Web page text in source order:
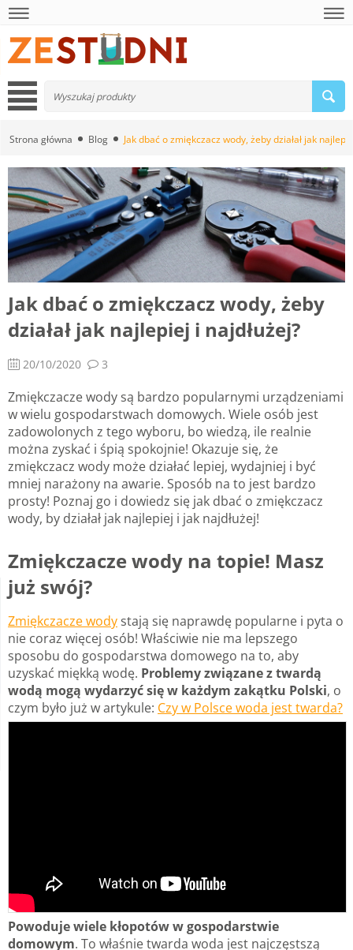
Strona główna Blog Jak dbać o zmiękczacz wody, żeby działał jak
Jak dbać o zmiękczacz wody, żeby
działał jak najlepiej i najdłużej?
20/10/2020 3
Zmiękczacze wody są bardzo popularnymi urządzeniami
w wielu gospodarstwach domowych. Wiele osób jest
zadowolonych z tego wyboru, bo wiedzą, ile realnie
można zyskać i śpią spokojnie! Okazuje się, że
zmiękczacz wody może działać lepiej, wydajniej i być
mniej narażony na awarie. Sposób na to jest bardzo
prosty! Poznaj go i dowiedz się jak dbać o zmiękczacz
wody, by działał jak najlepiej i jak najdłużej!
Zmiękczacze wody na topie! Masz
już swój?
Zmiękczacze wody stają się naprawdę popularne i pyta o
nie coraz więcej osób! Właściwie nie ma lepszego
sposobu do gospodarstwa domowego na to, aby
uzyskać miękką wodę. Problemy związane z twardą
wodą mogą wydarzyć się w każdym zakątku Polski, o
czym było już w artykule: Czy w Polsce woda jest twarda?
Powoduje wiele kłopotów w gospodarstwie
domowym. To właśnie twarda woda jest najczęstszą